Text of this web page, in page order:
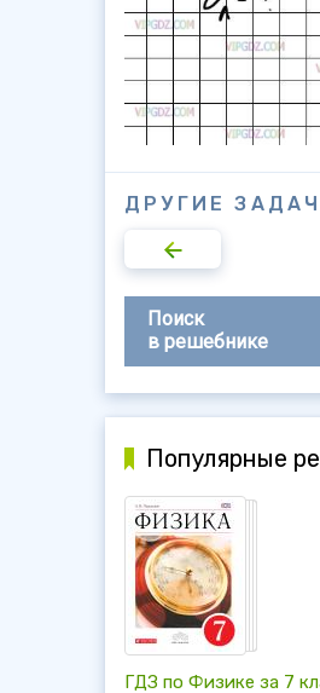
ДРУГИЕ
Поиск
в решебнике
Популярные
ГДЗ по Физике за 7